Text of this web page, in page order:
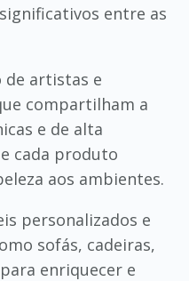
entre as
de artistas e
compartilham a
e de alta
cada produto
aos ambientes.
personalizados e
sofás, cadeiras,
enriquecer e